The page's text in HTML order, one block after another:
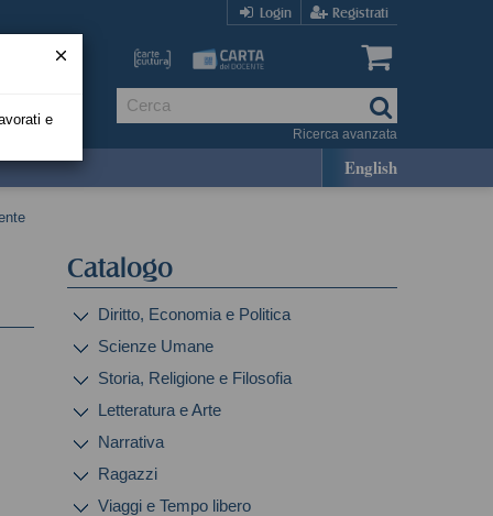
Login Registrati
Ricerca avanzata
English
Catalogo
Diritto, Economia e Politica
Scienze Umane
Storia, Religione e Filosofia
Letteratura e Arte
Narrativa
Ragazzi
Viaggi e Tempo libero
e